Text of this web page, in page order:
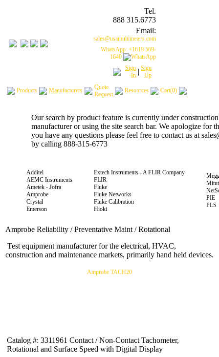
Tel.
888 315.6773
Email:
sales@usamultimeters.com
WhatsApp: +1619 569-
1640
Sign
In | Sign
Up
Products Manufacturers
Quote
Request
Resources Cart(0)
Our search by product feature is currently under
manufacturer or using the site search bar. We apologize for
you have any questions please feel free to contact us at
by calling 888-315-6773
Additel
AEMC Instruments
Ametek - Jofra
Amprobe
Crystal
Emerson
Extech Instruments - A FLIR Company
FLIR
Fluke
Fluke Networks
Fluke Calibration
Hioki
PIE
PLS
Amprobe Reliability / Preventative Maint / Rotational
Test equipment manufacturer for the electrical, HVAC,
construction and maintenance markets, primarily hand held devices.
Amprobe TACH20
Catalog #: 3311961 Contact / Non-Contact Tachometer,
Rotational and Surface Speed with Digital Display